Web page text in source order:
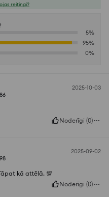
reitingi?
5%
95%
0%
2025-10-03
Noderīgi (0)
2025-09-02
kā attēlā. 💯
Noderīgi (0)